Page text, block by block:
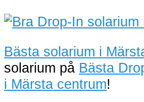
Bästa solarium i
solarium på Bästa
i Märsta centrum!